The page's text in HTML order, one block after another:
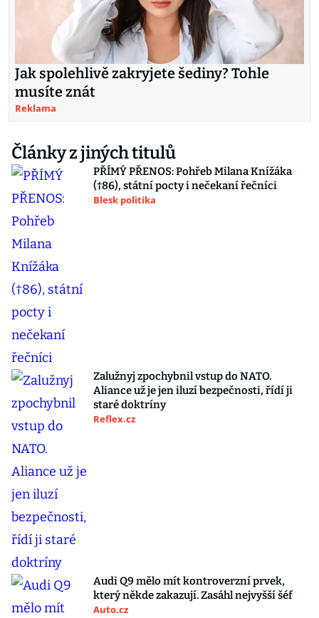
Jak spolehlivě zakryjete šediny? Tohle
musíte znát
Reklama
Články z jiných titulů
PŘÍMÝ PŘENOS: Pohřeb Milana Knížáka
(†86), státní pocty i nečekaní řečníci
Blesk politika
Zalužnyj zpochybnil vstup do NATO.
Aliance už je jen iluzí bezpečnosti, řídí ji
staré doktríny
Reflex.cz
Audi Q9 mělo mít kontroverzní prvek,
který někde zakazují. Zasáhl nejvyšší šéf
Auto.cz